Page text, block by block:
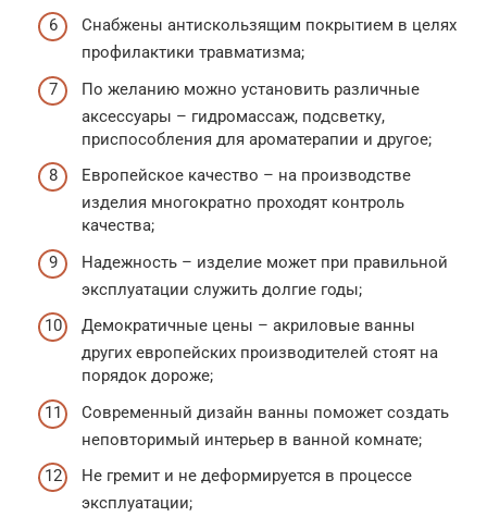
Снабжены антискользящим покрытием в целях
профилактики травматизма;
По желанию можно установить различные
аксессуары – гидромассаж, подсветку,
приспособления для ароматерапии и другое;
Европейское качество – на производстве
изделия многократно проходят контроль
качества;
Надежность – изделие может при правильной
эксплуатации служить долгие годы;
Демократичные цены – акриловые ванны
других европейских производителей стоят на
порядок дороже;
Современный дизайн ванны поможет создать
неповторимый интерьер в ванной комнате;
Не гремит и не деформируется в процессе
эксплуатации;